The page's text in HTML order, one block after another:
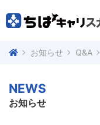
お知らせ Q&A
NEWS
お知らせ